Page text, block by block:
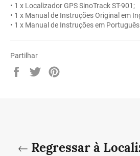
• 1 x Localizador GPS SinoTrack ST-901;
• 1 x Manual de Instruções Original em
• 1 x Manual de Instruções em Português.
Partilhar
Partilhe Twittar
Regressar à